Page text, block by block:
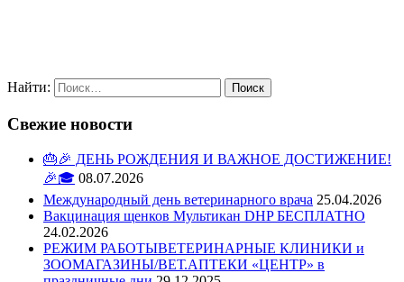
Найти:
Свежие новости
🎂🎉 ДЕНЬ РОЖДЕНИЯ И ВАЖНОЕ ДОСТИЖЕНИЕ!
🎉🎓 08.07.2026
Международный день ветеринарного врача 25.04.2026
Вакцинация щенков Мультикан DHP БЕСПЛАТНО
24.02.2026
РЕЖИМ РАБОТЫВЕТЕРИНАРНЫЕ КЛИНИКИ и
ЗООМАГАЗИНЫ/ВЕТ.АПТЕКИ «ЦЕНТР» в